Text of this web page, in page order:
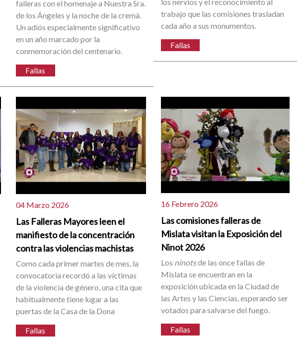
falleras con el homenaje a Nuestra Sra.
de los Ángeles y la noche de la cremà.
Un adiós especialmente significativo
en un año marcado por la
conmemoración del centenario.
Fallas
trabajo que las comisiones trasladan
cada año a sus monumentos.
Fallas
04 Marzo 2026
Las Falleras Mayores leen el
manifiesto de la concentración
contra las violencias machistas
Como cada primer martes de mes, la
convocatoria recordó a las víctimas
de la violencia de género, una cita que
habitualmente tiene lugar a las
puertas de la Casa de la Dona
Fallas
16 Febrero 2026
Las comisiones falleras de
Mislata visitan la Exposición del
Ninot 2026
Los ninotsde las once fallas de
Mislata se encuentran en la
exposición ubicada en la Ciudad de
las Artes y las Ciencias, esperando ser
votados para salvarse del fuego.
Fallas